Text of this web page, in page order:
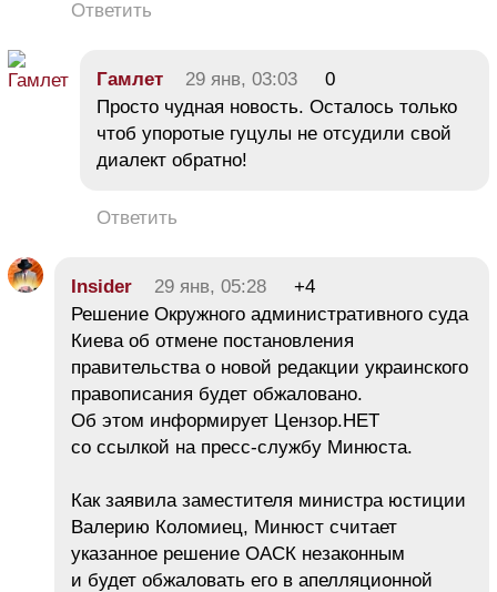
Ответить
Гамлет 29 янв, 03:03
0
Просто чудная новость. Осталось только
чтоб упоротые гуцулы не отсудили свой
диалект обратно!
Ответить
Insider 29 янв, 05:28
+4
Решение Окружного административного суда
Киева об отмене постановления
правительства о новой редакции украинского
правописания будет обжаловано.
Об этом информирует Цензор.НЕТ
со ссылкой на пресс-службу Минюста.
Как заявила заместителя министра юстиции
Валерию Коломиец, Минюст считает
указанное решение ОАСК незаконным
и будет обжаловать его в апелляционной